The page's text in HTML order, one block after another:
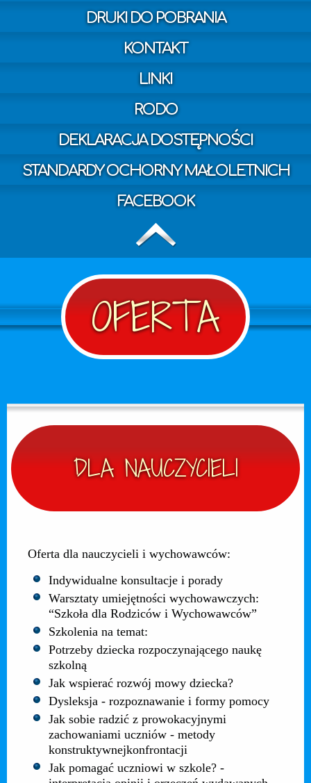
DRUKI DO POBRANIA
KONTAKT
LINKI
RODO
DEKLARACJA DOSTĘPNOŚCI
STANDARDY OCHORNY MAŁOLETNICH
FACEBOOK
OFERTA
DLA NAUCZYCIELI
Oferta dla nauczycieli i wychowawców:
Indywidualne konsultacje i porady
Warsztaty umiejętności wychowawczych:
“Szkoła dla Rodziców i Wychowawców”
Szkolenia na temat:
Potrzeby dziecka rozpoczynającego naukę
szkolną
Jak wspierać rozwój mowy dziecka?
Dysleksja - rozpoznawanie i formy pomocy
Jak sobie radzić z prowokacyjnymi
zachowaniami uczniów - metody
konstruktywnejkonfrontacji
Jak pomagać uczniowi w szkole? -